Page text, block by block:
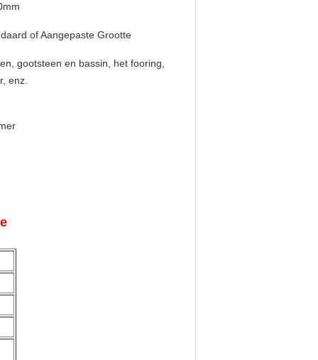
of Aangepaste Grootte
gootsteen en bassin, het fooring,
enz.